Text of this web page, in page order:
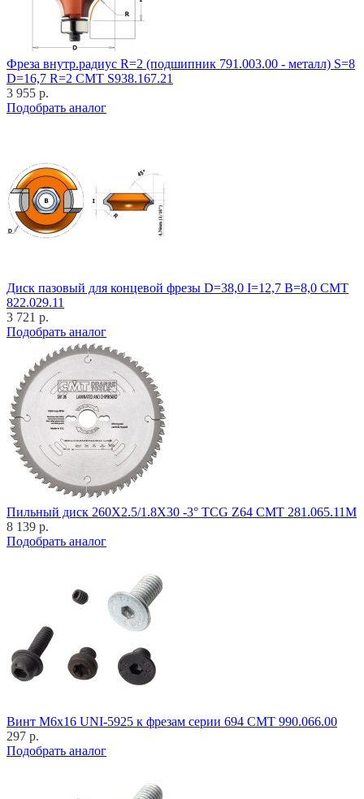
Фреза внутр.радиус R=2 (подшипник 791.003.00 - металл) S=8
D=16,7 R=2 CMT S938.167.21
3 955 р.
Подобрать аналог
Диск пазовый для концевой фрезы D=38,0 I=12,7 B=8,0 CMT
822.029.11
3 721 р.
Подобрать аналог
Пильный диск 260X2.5/1.8X30 -3° TCG Z64 CMT 281.065.11M
8 139 р.
Подобрать аналог
Винт M6x16 UNI-5925 к фрезам серии 694 CMT 990.066.00
297 р.
Подобрать аналог